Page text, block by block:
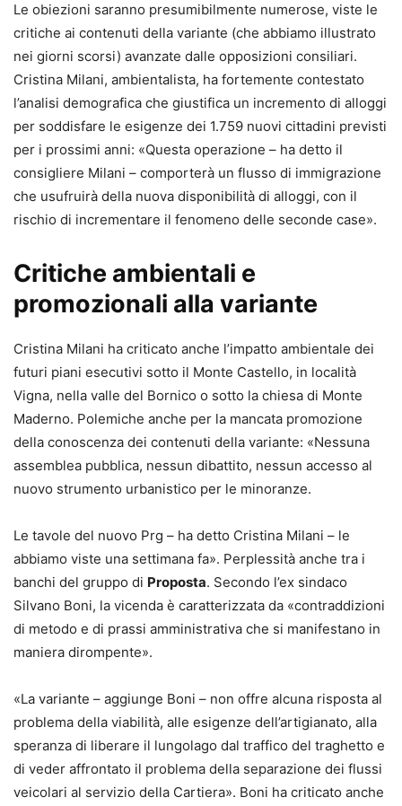
Le obiezioni saranno presumibilmente numerose, viste le
critiche ai contenuti della variante (che abbiamo illustrato
nei giorni scorsi) avanzate dalle opposizioni consiliari.
Cristina Milani, ambientalista, ha fortemente contestato
l’analisi demografica che giustifica un incremento di alloggi
per soddisfare le esigenze dei 1.759 nuovi cittadini previsti
per i prossimi anni: «Questa operazione – ha detto il
consigliere Milani – comporterà un flusso di immigrazione
che usufruirà della nuova disponibilità di alloggi, con il
rischio di incrementare il fenomeno delle seconde case».
Critiche ambientali e
promozionali alla variante
Cristina Milani ha criticato anche l’impatto ambientale dei
futuri piani esecutivi sotto il Monte Castello, in località
Vigna, nella valle del Bornico o sotto la chiesa di Monte
Maderno. Polemiche anche per la mancata promozione
della conoscenza dei contenuti della variante: «Nessuna
assemblea pubblica, nessun dibattito, nessun accesso al
nuovo strumento urbanistico per le minoranze.
Le tavole del nuovo Prg – ha detto Cristina Milani – le
abbiamo viste una settimana fa». Perplessità anche tra i
banchi del gruppo di Proposta. Secondo l’ex sindaco
Silvano Boni, la vicenda è caratterizzata da «contraddizioni
di metodo e di prassi amministrativa che si manifestano in
maniera dirompente».
«La variante – aggiunge Boni – non offre alcuna risposta al
problema della viabilità, alle esigenze dell’artigianato, alla
speranza di liberare il lungolago dal traffico del traghetto e
di veder affrontato il problema della separazione dei flussi
veicolari al servizio della Cartiera». Boni ha criticato anche